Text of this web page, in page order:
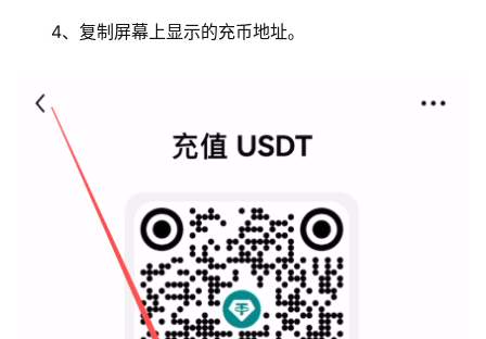
4、复制屏幕上显示的充币地址。